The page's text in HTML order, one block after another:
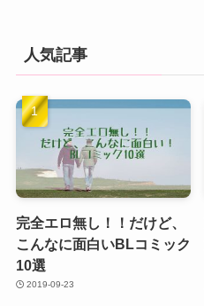
人気記事
完全エロ無し！！だけど、
こんなに面白いBLコミック
10選
2019-09-23